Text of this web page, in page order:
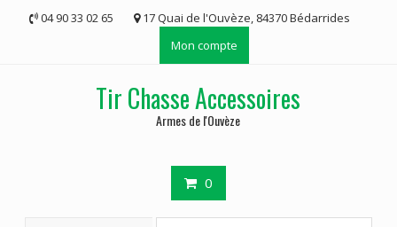
04 90 33 02 65
17 Quai de l'Ouvèze, 84370 Bédarrides
Mon compte
Tir Chasse Accessoires
Armes de l'Ouvèze
0